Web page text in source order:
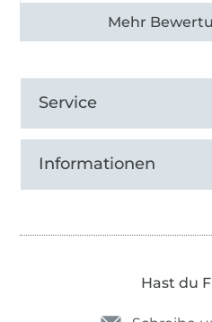
Alle 82950
Service
Informationen
Hast du